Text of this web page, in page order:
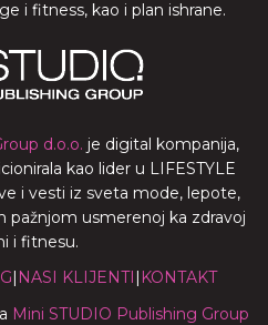
i fitness, kao i plan ishrane.
d.o.o. je digital kompanija,
kao lider u LIFESTYLE
i vesti iz sveta mode, lepote,
pažnjom usmerenoj ka zdravoj
i fitnesu.
| NASI KLIJENTI | KONTAKT
Mini STUDIO Publishing Group